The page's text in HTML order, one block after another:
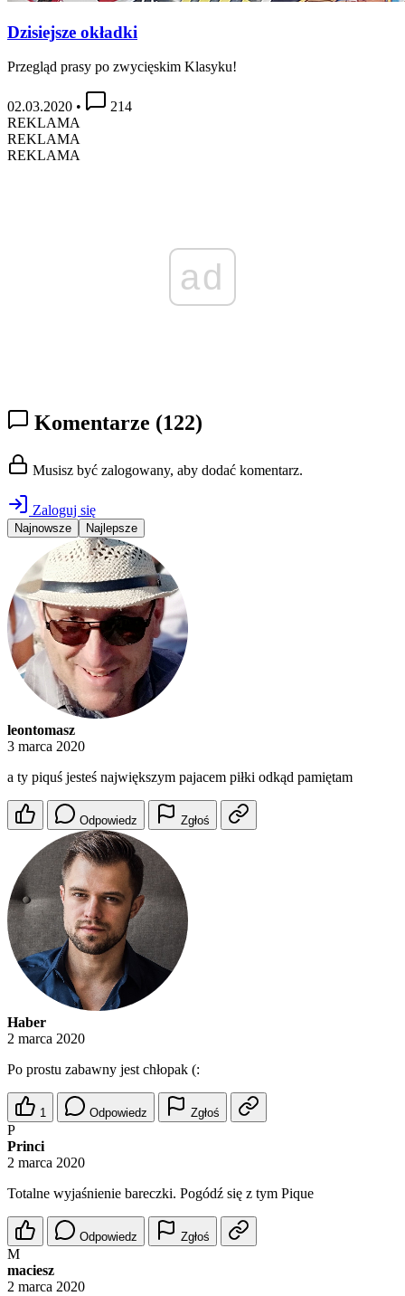
Dzisiejsze okładki
Przegląd prasy po zwycięskim Klasyku!
02.03.2020 •
214
REKLAMA
REKLAMA
REKLAMA
ad
Komentarze (122)
Musisz być zalogowany, aby dodać komentarz.
Zaloguj się
Najnowsze Najlepsze
leontomasz
3 marca 2020
a ty piquś jesteś największym pajacem piłki odkąd pamiętam
Odpowiedz Zgłoś
Haber
2 marca 2020
Po prostu zabawny jest chłopak (:
1 Odpowiedz Zgłoś
P
Princi
2 marca 2020
Totalne wyjaśnienie bareczki. Pogódź się z tym Pique
Odpowiedz Zgłoś
M
maciesz
2 marca 2020